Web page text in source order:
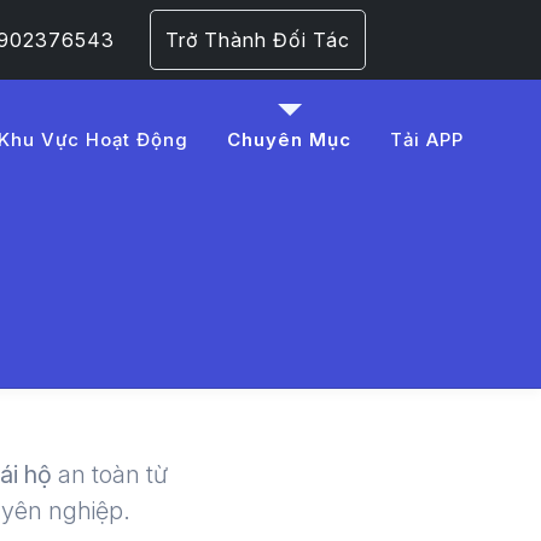
Trở Thành Đối Tác
Khu Vực Hoạt Động Chuyên Mục Tải APP
-
hộ an toàn từ
nghiệp.